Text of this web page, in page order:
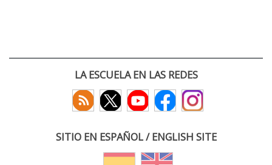
LA ESCUELA EN LAS REDES
SITIO EN ESPAÑOL / ENGLISH SITE